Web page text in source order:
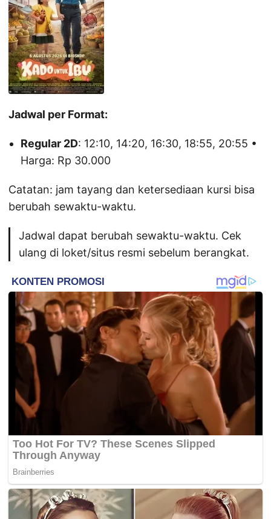
Jadwal per Format:
Regular 2D: 12:10, 14:20, 16:30, 18:55, 20:55 •
Harga: Rp 30.000
Catatan: jam tayang dan ketersediaan kursi bisa
berubah sewaktu-waktu.
Jadwal dapat berubah sewaktu-waktu. Cek
ulang di loket/situs resmi sebelum berangkat.